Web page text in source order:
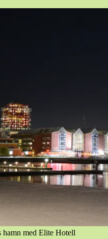
hamn med Elite Hotell